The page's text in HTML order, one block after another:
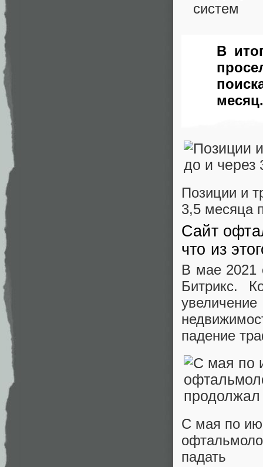
систем
В
месяц.
Позиции и
3,5 месяца
Сайт
что из
В мае 2021
Битрикс.
падение
С мая по
падать